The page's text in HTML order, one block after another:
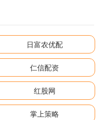
日富农优配
仁信配资
红股网
掌上策略